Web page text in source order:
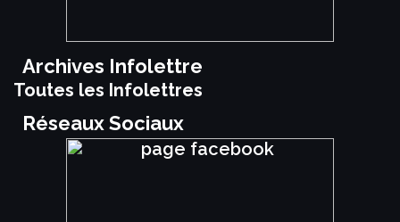
Archives Infolettre
Toutes les Infolettres
Réseaux Sociaux